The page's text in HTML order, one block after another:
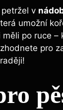
‍v
umožní‍
po ruce
⁤pro